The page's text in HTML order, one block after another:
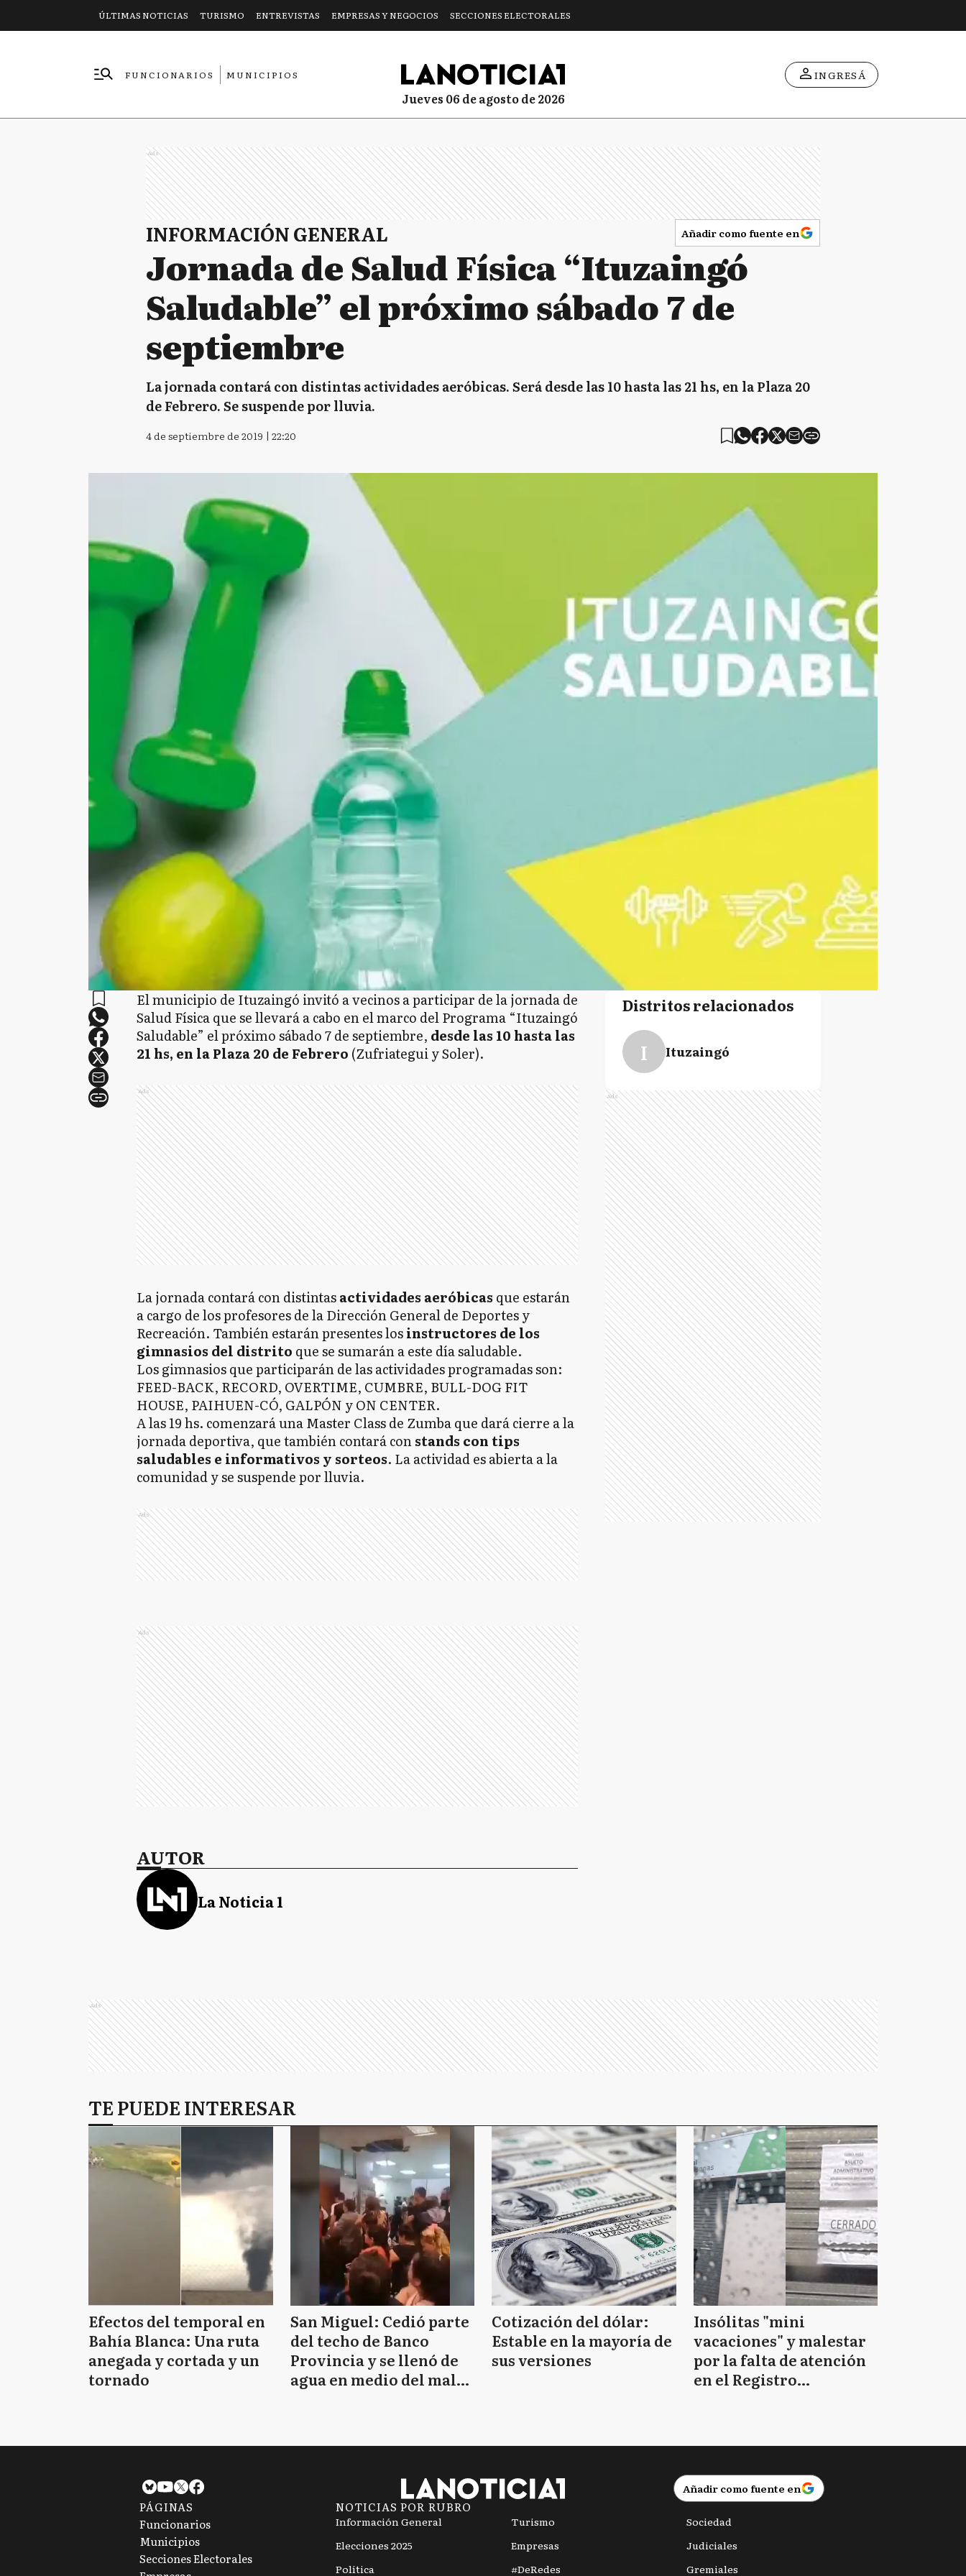
ÚLTIMAS NOTICIAS TURISMO ENTREVISTAS EMPRESAS Y NEGOCIOS SECCIONES ELECTORALES
FUNCIONARIOS
MUNICIPIOS
jueves 06 de agosto de 2026
INGRESÁ
Ads
INFORMACIÓN GENERAL Añadir como fuente en
Jornada de Salud Física “Ituzaingó
Saludable” el próximo sábado 7 de
septiembre
La jornada contará con distintas actividades aeróbicas. Será desde las 10 hasta las 21 hs, en la Plaza 20
de Febrero. Se suspende por lluvia.
4 de septiembre de 2019 | 22:20
El municipio de Ituzaingó invitó a vecinos a participar de la jornada de
Salud Física que se llevará a cabo en el marco del Programa “Ituzaingó
Saludable” el próximo sábado 7 de septiembre, desde las 10 hasta las
21 hs, en la Plaza 20 de Febrero (Zufriategui y Soler).
Ads
La jornada contará con distintasactividades aeróbicas que estarán
a cargo de los profesores de la Dirección General de Deportes y
Recreación. También estarán presentes losinstructores de los
gimnasios del distrito que se sumarán a este día saludable.
Los gimnasios que participarán de las actividades programadas son:
FEED-BACK, RECORD, OVERTIME, CUMBRE, BULL-DOG FIT
HOUSE, PAIHUEN-CÓ, GALPÓN y ON CENTER.
A las 19 hs. comenzará una Master Class de Zumba que dará cierre a la
jornada deportiva, que también contará constands con tips
saludables e informativos y sorteos. La actividad es abierta a la
comunidad y se suspende por lluvia.
Ads
Ads
AUTOR
La Noticia 1
Distritos relacionados
I Ituzaingó
Ads
Ads
TE PUEDE INTERESAR
Efectos del temporal en
Bahía Blanca: Una ruta
anegada y cortada y un
tornado
San Miguel: Cedió parte
del techo de Banco
Provincia y se llenó de
agua en medio del mal
Cotización del dólar:
Estable en la mayoría de
sus versiones
Insólitas "mini
vacaciones" y malestar
por la falta de atención
en el Registro
Añadir como fuente en
PÁGINAS
Funcionarios
Municipios
Secciones Electorales
NOTICIAS POR RUBRO
Información General
Elecciones 2025
Política
Turismo
Empresas
#DeRedes
Sociedad
Judiciales
Gremiales